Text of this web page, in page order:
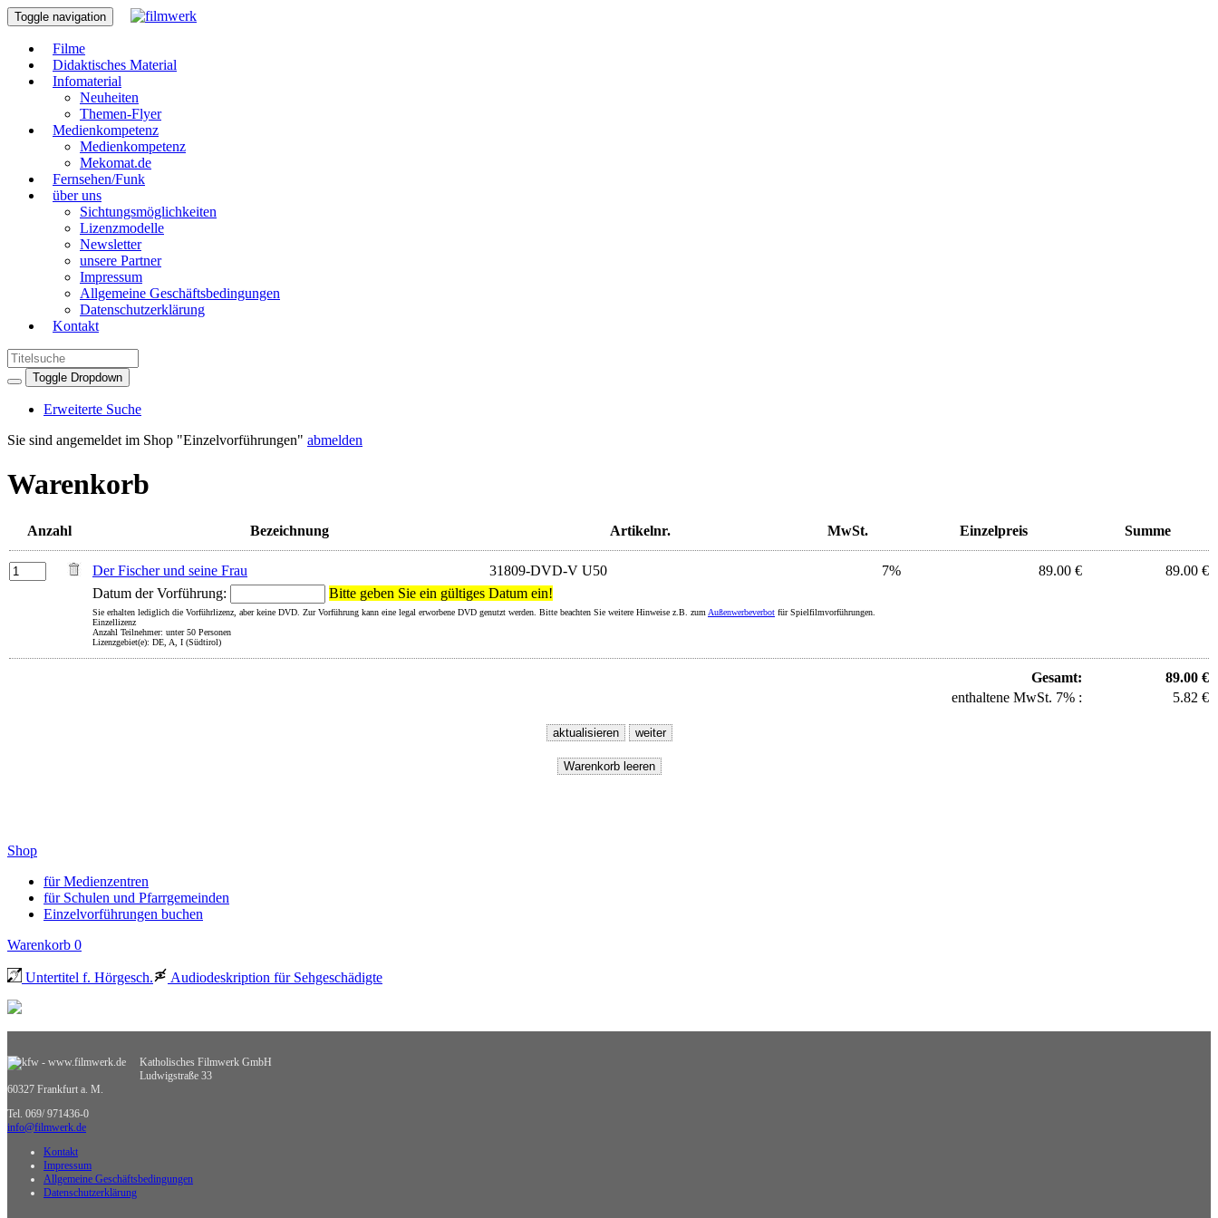
Toggle navigation
Filme
Didaktisches Material
Infomaterial
Neuheiten
Themen-Flyer
Medienkompetenz
Medienkompetenz
Mekomat.de
Fernsehen/Funk
über uns
Sichtungsmöglichkeiten
Lizenzmodelle
Newsletter
unsere Partner
Impressum
Allgemeine Geschäftsbedingungen
Datenschutzerklärung
Kontakt
Toggle Dropdown
Erweiterte Suche
Sie sind angemeldet im Shop "Einzelvorführungen" abmelden
Warenkorb
Anzahl Bezeichnung Artikelnr. MwSt. Einzelpreis Summe
Der Fischer und seine Frau 31809-DVD-V U50 7% 89.00 €
89.00 €
Datum der Vorführung:
Bitte geben Sie ein gültiges Datum ein!
Sie erhalten lediglich die Vorführlizenz, aber keine DVD. Zur Vorführung kann eine legal erworbene DVD genutzt werden. Bitte beachten Sie weitere Hinweise z.B. zum Außenwerbeverbot für Spielfilmvorführungen.
Einzellizenz
Anzahl Teilnehmer: unter 50 Personen
Lizenzgebiet(e): DE, A, I (Südtirol)
Gesamt:
89.00 €
enthaltene MwSt. 7% :
5.82 €
Shop
für Medienzentren
für Schulen und Pfarrgemeinden
Einzelvorführungen buchen
Warenkorb 0
Untertitel f. Hörgesch. Audiodeskription für Sehgeschädigte
Katholisches Filmwerk GmbH
Ludwigstraße 33
60327 Frankfurt a. M.
Tel. 069/ 971436-0
info@filmwerk.de
Kontakt
Impressum
Allgemeine Geschäftsbedingungen
Datenschutzerklärung